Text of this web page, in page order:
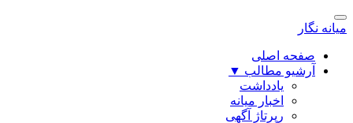
میانه نگار
صفحه اصلی
آرشیو مطالب ▼
یادداشت
اخبار میانه
رپرتاژ آگهی